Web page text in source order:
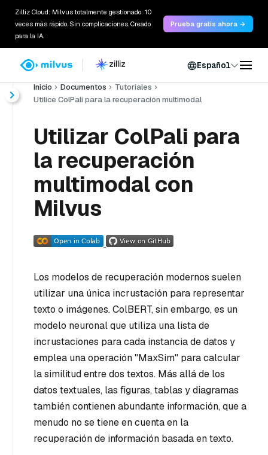
Zilliz Cloud: Milvus totalmente gestionado: 10
veces más rápido. Sin complicaciones. Creado
para la IA.
Prueba gratis ahora →
Español
Inicio Documentos
Tutoriales
Utilice ColPali para la recuperación multimodal
Utilizar ColPali para
la recuperación
multimodal con
Milvus
Los modelos de recuperación modernos suelen
utilizar una única incrustación para representar
texto o imágenes. ColBERT, sin embargo, es un
modelo neuronal que utiliza una lista de
incrustaciones para cada instancia de datos y
emplea una operación "MaxSim" para calcular
la similitud entre dos textos. Más allá de los
datos textuales, las figuras, tablas y diagramas
también contienen abundante información, que a
menudo no se tiene en cuenta en la
recuperación de información basada en texto.